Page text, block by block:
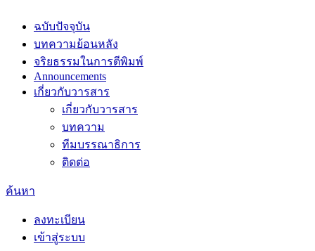
ฉบับปัจจุบัน
บทความย้อนหลัง
จริยธรรมในการตีพิมพ์
Announcements
เกี่ยวกับวารสาร
เกี่ยวกับวารสาร
บทความ
ทีมบรรณาธิการ
ติดต่อ
ค้นหา
ลงทะเบียน
เข้าสู่ระบบ